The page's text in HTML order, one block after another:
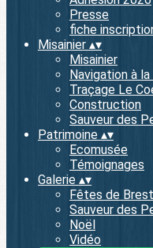
Presse
fiche
Misainier ▴▾
Misainier
Navigation à
Traçage Le
Construction
Sauveur des
Patrimoine ▴▾
Ecomusée
Témoignages
Galerie ▴▾
Fêtes de Brest
Sauveur des
Noël
Vidéo